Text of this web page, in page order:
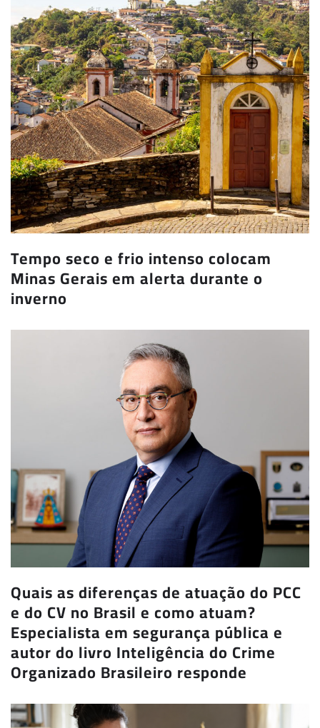
Tempo seco e frio intenso colocam
Minas Gerais em alerta durante o
inverno
Quais as diferenças de atuação do PCC
e do CV no Brasil e como atuam?
Especialista em segurança pública e
autor do livro Inteligência do Crime
Organizado Brasileiro responde